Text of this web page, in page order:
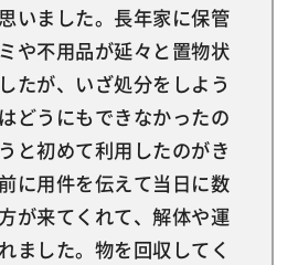
いました。長年家に保管
や不用品が延々と置物状
たが、いざ処分をしよう
どうにもできなかったの
と初めて利用したのがき
に用件を伝えて当日に数
が来てくれて、解体や運
ました。物を回収してく